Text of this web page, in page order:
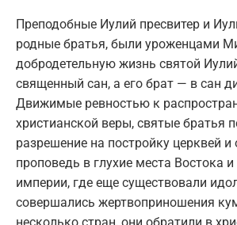
Преподобные Иулий пресвитер и
родные братья, были уроженцами
добродетельную жизнь святой
священный сан, а его брат — в сан
Движимые ревностью к
христианской веры, святые братья
разрешение на постройку церквей и
проповедь в глухие места Востока
империи, где еще существовали
совершались жертвоприношения